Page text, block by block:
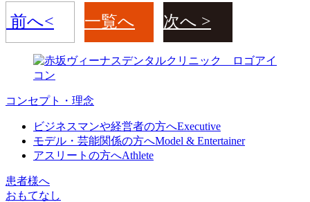
前へ 一覧へ 次へ
コンセプト・理念
ビジネスマンや経営者の方へExecutive
モデル・芸能関係の方へModel & Entertainer
アスリートの方へAthlete
患者様へ
おもてなし